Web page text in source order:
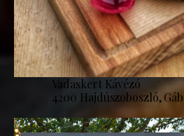
Vadaskert Kávézó
4200 Hajdúszoboszló,